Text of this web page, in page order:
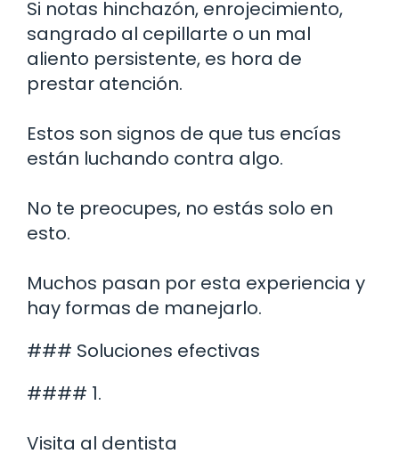
Si notas hinchazón, enrojecimiento,
sangrado al cepillarte o un mal
aliento persistente, es hora de
prestar atención.
Estos son signos de que tus encías
están luchando contra algo.
No te preocupes, no estás solo en
esto.
Muchos pasan por esta experiencia y
hay formas de manejarlo.
### Soluciones efectivas
#### 1.
Visita al dentista